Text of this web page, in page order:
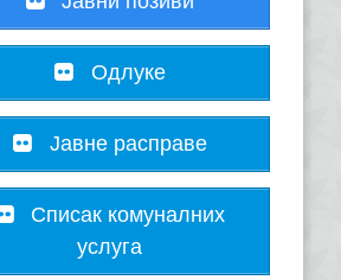
Одлуке
Јавне расправе
Списак комуналних
услуга